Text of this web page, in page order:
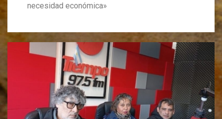
necesidad económica»